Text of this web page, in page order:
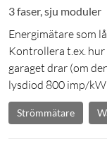
3 faser, sju moduler
Energimätare som
Kontrollera t.ex.
garaget drar (om
lysdiod 800 imp/
Strömmätare